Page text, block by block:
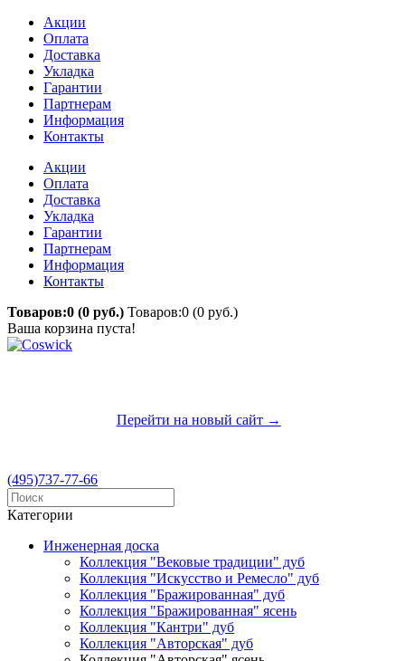
Акции
Оплата
Доставка
Укладка
Гарантии
Партнерам
Информация
Контакты
Акции
Оплата
Доставка
Укладка
Гарантии
Партнерам
Информация
Контакты
Товаров:0 (0 руб.) Товаров:0 (0 руб.)
Ваша корзина пуста!
Перейти на новый сайт →
(495)737-77-66
Категории
Инженерная доска
Коллекция "Вековые традиции" дуб
Коллекция "Искусство и Ремесло" дуб
Коллекция "Бражированная" дуб
Коллекция "Бражированная" ясень
Коллекция "Кантри" дуб
Коллекция "Авторская" дуб